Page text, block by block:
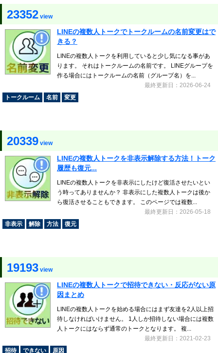
23352 view
LINEの複数人トークでトークルームの名前変更はで
きる？
LINEの複数人トークを利用していると少し気になる事があ
ります。 それはトークルームの名前です。 LINEグループを
作る場合にはトークルームの名前（グループ名）を...
最終更新日：2026-06-24
トークルーム
名前 変更
20339 view
LINEの複数人トークを非表示解除する方法！トーク
履歴も復元...
LINEの複数人トークを非表示にしたけど復活させたいとい
う時ってありませんか？ 非表示にした複数人トークは後か
ら復活させることもできます。 このページでは複数...
最終更新日：2026-05-18
非表示
解除 方法 復元
19193 view
LINEの複数人トークで招待できない・反応がない原
因まとめ
LINEの複数人トークを始める場合にはまず友達を2人以上招
待しなければいけません。 1人しか招待しない場合には複数
人トークにはならず通常のトークとなります。 複...
最終更新日：2021-02-23
招待
できない 原因